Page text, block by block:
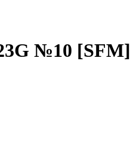
№10 [SFM]